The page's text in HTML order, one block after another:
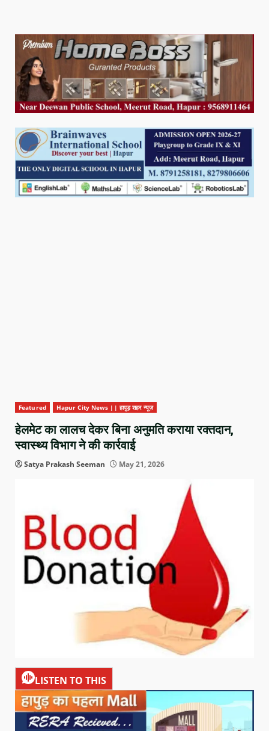
Featured Hapur City News || हापुड़ शहर न्यूज़
हेलमेट का लालच देकर बिना अनुमति कराया रक्तदान,
स्वास्थ्य विभाग ने की कार्रवाई
Satya Prakash Seeman May 21, 2026
LISTEN TO THIS